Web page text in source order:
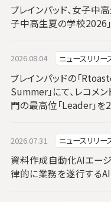
ブレインパッド、女子中
子中高生夏の学校2026
2026.08.04 ニュースリリー
ブレインパッドの「
Summer」にて、レコメ
門の最高位「Leader」
2026.07.31 ニュースリリー
資料作成自動化AIエー
律的に業務を遂行するAI